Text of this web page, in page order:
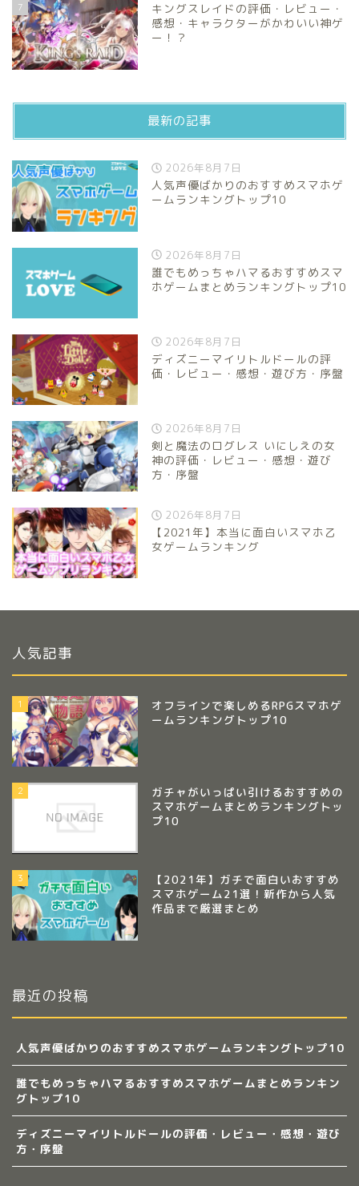
7
キングスレイドの評価・レビュー・
感想・キャラクターがかわいい神ゲ
ー！？
最新の記事
2026年8月7日
人気声優ばかりのおすすめスマホゲ
ームランキングトップ10
2026年8月7日
誰でもめっちゃハマるおすすめスマ
ホゲームまとめランキングトップ10
2026年8月7日
ディズニーマイリトルドールの評
価・レビュー・感想・遊び方・序盤
2026年8月7日
剣と魔法のログレス いにしえの女
神の評価・レビュー・感想・遊び
方・序盤
2026年8月7日
【2021年】本当に面白いスマホ乙
女ゲームランキング
人気記事
1
オフラインで楽しめるRPGスマホゲ
ームランキングトップ10
2
ガチャがいっぱい引けるおすすめの
スマホゲームまとめランキングトッ
プ10
3
【2021年】ガチで面白いおすすめ
スマホゲーム21選！新作から人気
作品まで厳選まとめ
最近の投稿
人気声優ばかりのおすすめスマホゲームランキングトップ10
誰でもめっちゃハマるおすすめスマホゲームまとめランキン
グトップ10
ディズニーマイリトルドールの評価・レビュー・感想・遊び
方・序盤